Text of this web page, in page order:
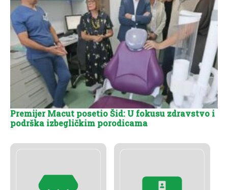
Premijer Macut posetio Šid: U fokusu zdravstvo i
podrška izbegličkim porodicama